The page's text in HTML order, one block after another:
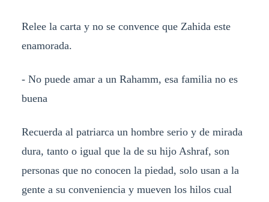
Relee la carta y no se convence que Zahida este
enamorada.
- No puede amar a un Rahamm, esa familia no es
buena
Recuerda al patriarca un hombre serio y de mirada
dura, tanto o igual que la de su hijo Ashraf, son
personas que no conocen la piedad, solo usan a la
gente a su conveniencia y mueven los hilos cual